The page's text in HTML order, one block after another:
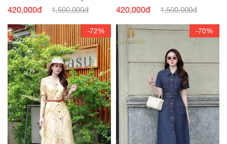
ĐÍNH CHARM
420,000đ 1,500,000đ
CÚC
420,000đ 1,500,000đ
-72% -70%